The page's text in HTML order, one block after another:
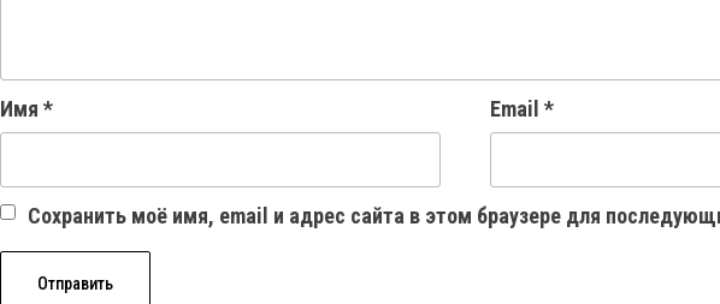
Имя * Email *
Сохранить моё имя, email и адрес сайта в этом браузере для